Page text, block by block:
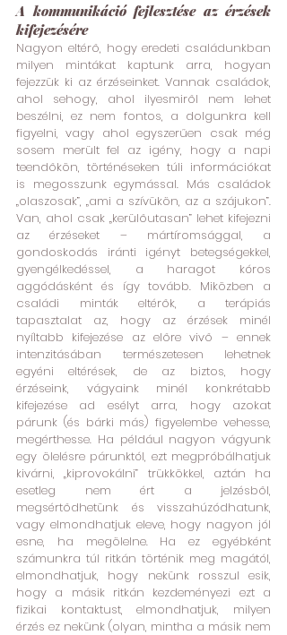
A kommunikáció fejlesztése az érzések
kifejezésére
Nagyon eltérő, hogy eredeti családunkban
milyen mintákat kaptunk arra, hogyan
fejezzük ki az érzéseinket. Vannak családok,
ahol sehogy, ahol ilyesmiről nem lehet
beszélni, ez nem fontos, a dolgunkra kell
figyelni, vagy ahol egyszerűen csak még
sosem merült fel az igény, hogy a napi
teendőkön, történéseken túli információkat
is megosszunk egymással. Más családok
„olaszosak”, „ami a szívükön, az a szájukon”.
Van, ahol csak „kerülőutasan” lehet kifejezni
az érzéseket – mártíromsággal, a
gondoskodás iránti igényt betegségekkel,
gyengélkedéssel, a haragot kóros
aggódásként és így tovább. Miközben a
családi minták eltérők, a terápiás
tapasztalat az, hogy az érzések minél
nyíltabb kifejezése az előre vivő – ennek
intenzitásában természetesen lehetnek
egyéni eltérések, de az biztos, hogy
érzéseink, vágyaink minél konkrétabb
kifejezése ad esélyt arra, hogy azokat
párunk (és bárki más) figyelembe vehesse,
megérthesse. Ha például nagyon vágyunk
egy ölelésre párunktól, ezt megpróbálhatjuk
kivárni, „kiprovokálni” trükkökkel, aztán ha
esetleg nem ért a jelzésből,
megsértődhetünk és visszahúzódhatunk,
vagy elmondhatjuk eleve, hogy nagyon jól
esne, ha megölelne. Ha ez egyébként
számunkra túl ritkán történik meg magától,
elmondhatjuk, hogy nekünk rosszul esik,
hogy a másik ritkán kezdeményezi ezt a
fizikai kontaktust, elmondhatjuk, milyen
érzés ez nekünk (olyan, mintha a másik nem